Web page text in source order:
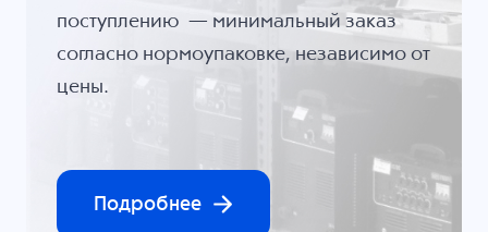
поступлению — минимальный заказ
согласно нормоупаковке, независимо от
цены.
Подробнее